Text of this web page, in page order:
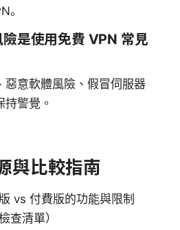
。
是使用免費 VPN 常見
惡意軟體風險、假冒伺服器
警覺。
與比較指南
vs 付費版的功能與限制
查清單）